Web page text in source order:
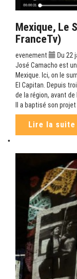
Mexique, Le
FranceTv)
evenement
Du 22
José Camacho est
Mexique. Ici, on le
El Capitan. Depuis
de la région, avant
Il a baptisé son
Lire la suite